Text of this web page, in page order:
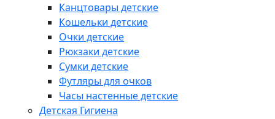
Канцтовары детские
Кошельки детские
Очки детские
Рюкзаки детские
Сумки детские
Футляры для очков
Часы настенные детские
Детская Гигиена